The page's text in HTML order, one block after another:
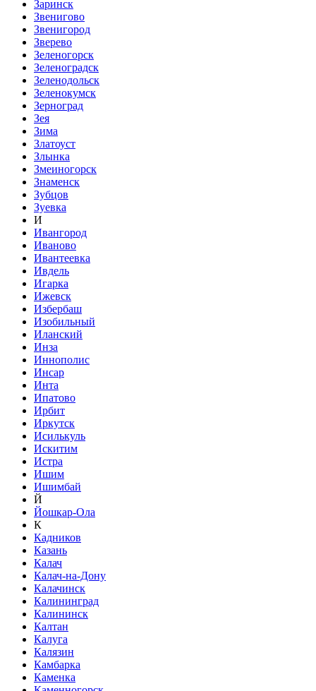
Заринск
Звенигово
Звенигород
Зверево
Зеленогорск
Зеленоградск
Зеленодольск
Зеленокумск
Зерноград
Зея
Зима
Златоуст
Злынка
Змеиногорск
Знаменск
Зубцов
Зуевка
И
Ивангород
Иваново
Ивантеевка
Ивдель
Игарка
Ижевск
Избербаш
Изобильный
Иланский
Инза
Иннополис
Инсар
Инта
Ипатово
Ирбит
Иркутск
Исилькуль
Искитим
Истра
Ишим
Ишимбай
Й
Йошкар-Ола
К
Кадников
Казань
Калач
Калач-на-Дону
Калачинск
Калининград
Калининск
Калтан
Калуга
Калязин
Камбарка
Каменка